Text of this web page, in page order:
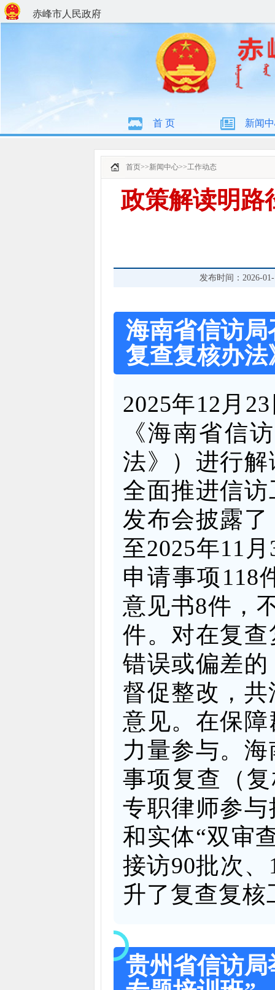
赤峰市人民政府
首 页 新闻
首页>>新闻中心>>工作动态
政策解读明路
发布时间：2026-
海南省信访
复查复核办法
2025年12月
《海南省信
法》）进行
全面推进信
发布会披露
至2025年11
申请事项118
意见书8件，
件。对在复
错误或偏差
督促整改，
意见。在保
力量参与。
事项复查（
专职律师参
和实体“双审
接访90批次
升了复查复
贵州省信访局